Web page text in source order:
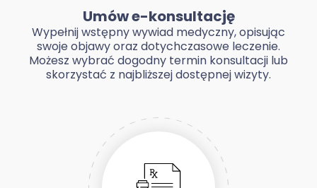
Umów e-konsultację
Wypełnij wstępny wywiad medyczny, opisując
swoje objawy oraz dotychczasowe leczenie.
Możesz wybrać dogodny termin konsultacji lub
skorzystać z najbliższej dostępnej wizyty.